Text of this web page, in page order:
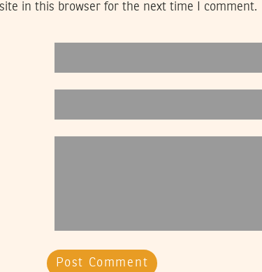
in this browser for the next time I comment.